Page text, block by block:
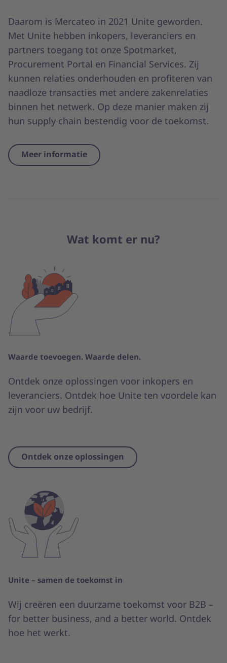
Daarom is Mercateo in 2021 Unite geworden.
Met Unite hebben inkopers, leveranciers en
partners toegang tot onze Spotmarket,
Procurement Portal en Financial Services. Zij
kunnen relaties onderhouden en profiteren van
naadloze transacties met andere zakenrelaties
binnen het netwerk. Op deze manier maken zij
hun supply chain bestendig voor de toekomst.
Meer informatie
Wat komt er nu?
Waarde toevoegen. Waarde delen.
Ontdek onze oplossingen voor inkopers en
leveranciers. Ontdek hoe Unite ten voordele kan
zijn voor uw bedrijf.
Ontdek onze oplossingen
Unite – samen de toekomst in
Wij creëren een duurzame toekomst voor B2B –
for better business, and a better world. Ontdek
hoe het werkt.